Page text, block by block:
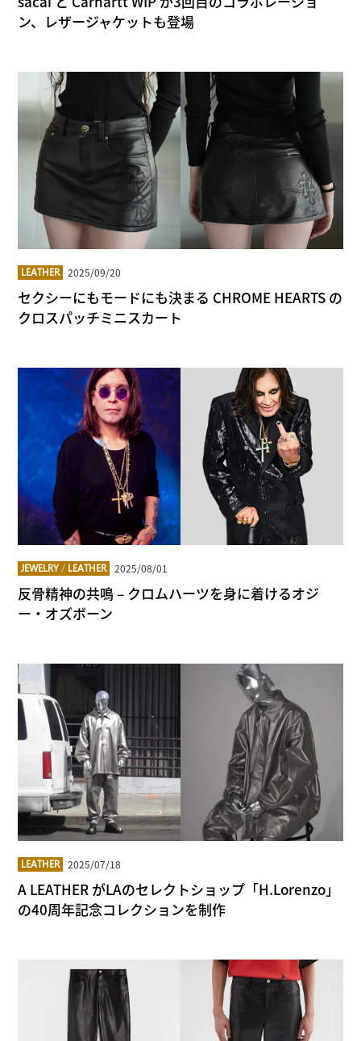
ン、レザージャケットも登場
LEATHER 2025/09/20
セクシーにもモードにも決まる CHROME HEARTS の
クロスパッチミニスカート
JEWELRY / LEATHER 2025/08/01
反骨精神の共鳴 – クロムハーツを身に着けるオジ
ー・オズボーン
LEATHER 2025/07/18
A LEATHER がLAのセレクトショップ「H.Lorenzo」
の40周年記念コレクションを制作